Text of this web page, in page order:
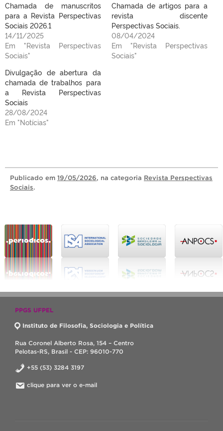
Chamada de manuscritos
para a Revista Perspectivas
Sociais 2026.1
14/11/2025
Em "Revista Perspectivas
Sociais"
Chamada de artigos para a
revista discente
Perspectivas Sociais.
08/04/2024
Em "Revista Perspectivas
Sociais"
Divulgação de abertura da
chamada de trabalhos para
a Revista Perspectivas
Sociais
28/08/2024
Em "Notícias"
Publicado em 19/05/2026, na categoria Revista Perspectivas
Sociais.
PPGS UFPEL
Instituto de Filosofia, Sociologia e Política
Rua Coronel Alberto Rosa, 154 – Centro
Pelotas-RS, Brasil - CEP: 96010-770
+55 (53) 3284 3197
clique para ver o e-mail